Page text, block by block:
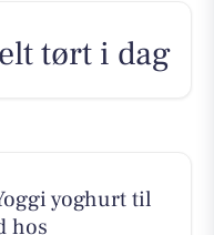
tørt i dag
yoghurt til
hos